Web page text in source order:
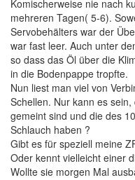
Komischerweise nie nach
mehreren Tagen( 5-6).
Servobehälters war der
war fast leer. Auch unter
so dass das Öl über die
in die Bodenpappe tropfte.
Nun liest man viel von
Schellen. Nur kann es
gemeint sind und die des
Schlauch haben ?
Gibt es für speziell meine
Oder kennt vielleicht einer
Wollte sie morgen Mal